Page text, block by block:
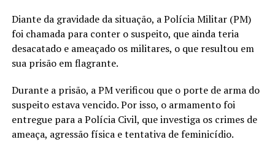
Diante da gravidade da situação, a Polícia Militar (PM)
foi chamada para conter o suspeito, que ainda teria
desacatado e ameaçado os militares, o que resultou em
sua prisão em flagrante.
Durante a prisão, a PM verificou que o porte de arma do
suspeito estava vencido. Por isso, o armamento foi
entregue para a Polícia Civil, que investiga os crimes de
ameaça, agressão física e tentativa de feminicídio.